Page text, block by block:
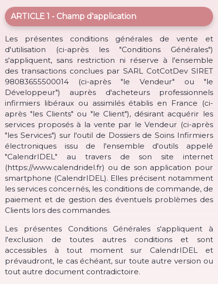
ARTICLE 1 - Champ d'application
Les présentes conditions générales de vente et
d'utilisation (ci-après les "Conditions Générales")
s'appliquent, sans restriction ni réserve à l'ensemble
des transactions conclues par SARL CotCotDev SIRET
98083655500014 (ci-après "le Vendeur" ou "le
Développeur") auprès d'acheteurs professionnels
infirmiers libéraux ou assimilés établis en France (ci-
après "les Clients" ou "le Client"), désirant acquérir les
services proposés à la vente par le Vendeur (ci-après
"les Services") sur l'outil de Dossiers de Soins Infirmiers
électroniques issu de l'ensemble d'outils appelé
"CalendrIDEL" au travers de son site internet
(https://www.calendridel.fr) ou de son application pour
smartphone (CalendrIDEL). Elles précisent notamment
les services concernés, les conditions de commande, de
paiement et de gestion des éventuels problèmes des
Clients lors des commandes.
Les présentes Conditions Générales s'appliquent à
l'exclusion de toutes autres conditions et sont
accessibles à tout moment sur CalendrIDEL et
prévaudront, le cas échéant, sur toute autre version ou
tout autre document contradictoire.